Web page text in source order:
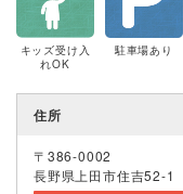
キッズ受け入
れOK
駐車場あり
住所
〒386-0002
長野県上田市住吉52-1